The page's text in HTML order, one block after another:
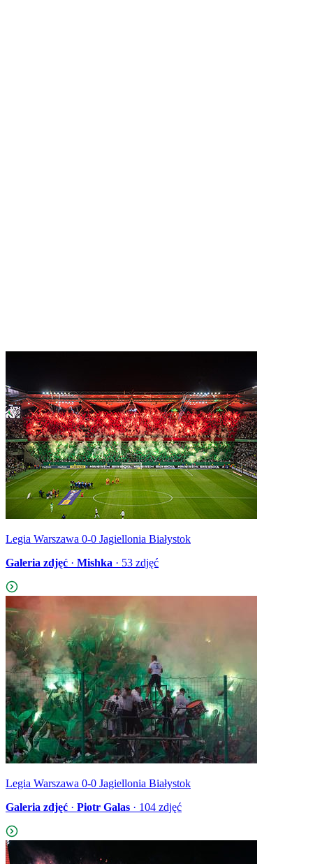
Legia Warszawa 0-0 Jagiellonia Białystok
Galeria zdjęć · Mishka · 53 zdjęć
Legia Warszawa 0-0 Jagiellonia Białystok
Galeria zdjęć · Piotr Galas · 104 zdjęć